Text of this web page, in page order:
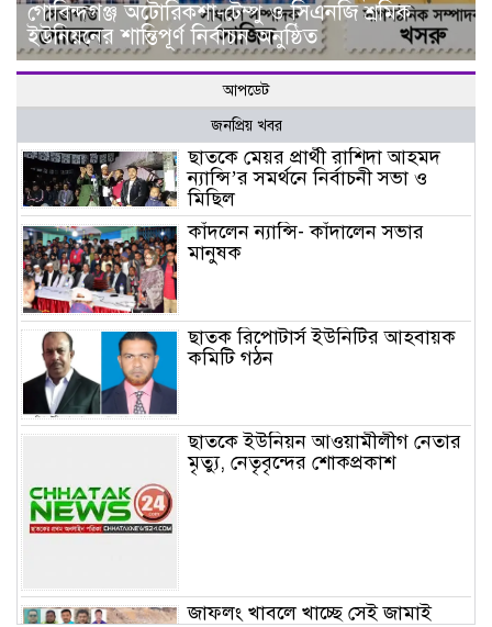
গোবিন্দগঞ্জ অটোরিকশা-টেম্পু ও সিএনজি শ্রমিক
ইউনিয়নের শান্তিপূর্ণ নির্বাচন অনুষ্ঠিত
আপডেট
জনপ্রিয় খবর
ছাতকে মেয়র প্রার্থী রাশিদা আহমদ
ন্যান্সি’র সমর্থনে নির্বাচনী সভা ও
মিছিল
কাঁদলেন ন্যান্সি- কাঁদালেন সভার
মানুষক
ছাতক রিপোটার্স ইউনিটির আহবায়ক
কমিটি গঠন
ছাতকে ইউনিয়ন আওয়ামীলীগ নেতার
মৃত্যু, নেতৃবৃন্দের শোকপ্রকাশ
জাফলং খাবলে খাচ্ছে সেই জামাই